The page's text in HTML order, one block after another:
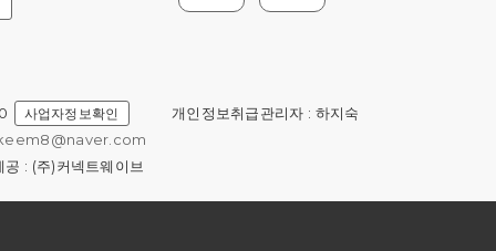
사업자정보확인
개인정보취급관리자 : 하지숙
공 : (주)커넥트웨이브